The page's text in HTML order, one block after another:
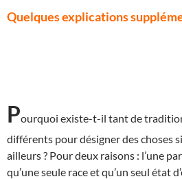
Quelques explications
Pourquoi existe-t-il tant de
différents pour désigner des choses
ailleurs ? Pour deux raisons : l’une
qu’une seule race et qu’un seul état